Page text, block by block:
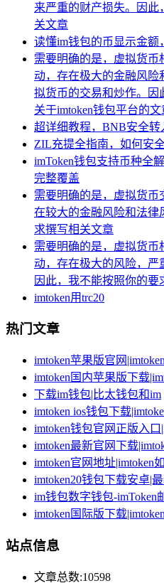
来严重的财产损失。因此
关文章
读懂im钱包的币显示金
需要明确的是，虚拟货
动，存在极大的金融风险
拟货币的交易和炒作。因
关于imtoken钱包平台的文
超详细教程，BNB安全转
ZIL充提全指南，如何安
imToken钱包支持币种全
完整覆盖
需要明确的是，虚拟货
在较大的金融风险和法律
求撰写相关文章
需要明确的是，虚拟货
动，存在极大的风险，严
因此，我不能按照你的要
imtoken用trc20
热门文章
imtoken苹果版官网
imtoken国内苹果版下载
下载im钱包|比太钱包和im
imtoken ios钱包下载
imtoken钱包官网正版入
imtoken最新官网下载
imtoken官网地址|imtoken
imtoken20钱包下载安卓|
im钱包数字钱包-imToken
imtoken国际版下载
站点信息
文章总数:10598